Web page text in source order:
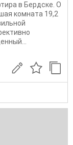
в Бердске. О
комната 19,2